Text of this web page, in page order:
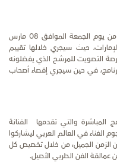
وسيجري عرض حلقات العروض المباشرة اعتباراً من يوم الجمعة الموافق 08 مارس
حيث سيجري خلالها تقييم
التصويت للمرشح الذي يفضلونه
في حين سيجري إقصاء أصحاب
والتي تقدمها الفنانة
الغناء في العالم العربي ليشاركوا
ذكرى فن الزمن الجميل، من خلال تخصيص كل